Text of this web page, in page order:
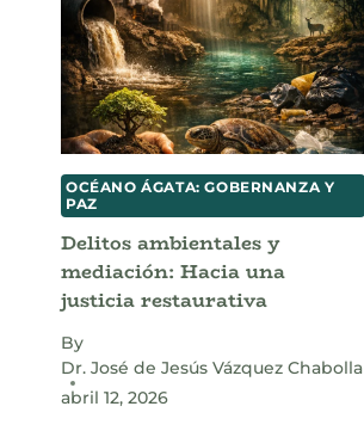
ANTE
UN
POTENCIAL
EL
NIÑO
2026–
OCÉANO ÁGATA: GOBERNANZA Y
PAZ
Delitos ambientales y
mediación: Hacia una
justicia restaurativa
By
Dr. José de Jesús Vázquez Chabolla
abril 12, 2026